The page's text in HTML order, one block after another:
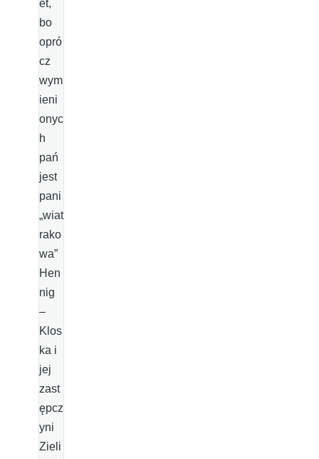
et,
bo
opró
cz
wym
ieni
onyc
h
pań
jest
pani
„wiat
rako
wa”
Hen
nig
–
Klos
ka i
jej
zast
ępcz
yni
Zieli